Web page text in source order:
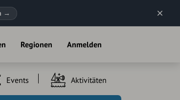
→
Regionen Anmelden
Events Aktivitäten